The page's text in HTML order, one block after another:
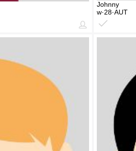
Johnny
w·28·AUT